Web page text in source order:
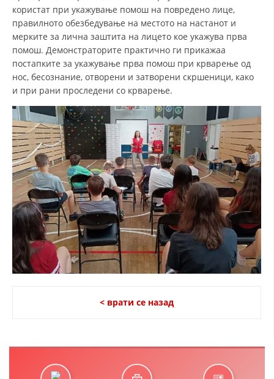
ПОСТЕРИ
користат при укажување помош на повредено лице,
правилното обезбедување на местото на настанот и
мерките за лична заштита на лицето кое укажува прва
помош. Демонстраторите практично ги прикажаа
постапките за укажување прва помош при крварење од
нос, бесознание, отворени и затворени скршеници, како
и при рани проследени со крварење.
< врати се назад